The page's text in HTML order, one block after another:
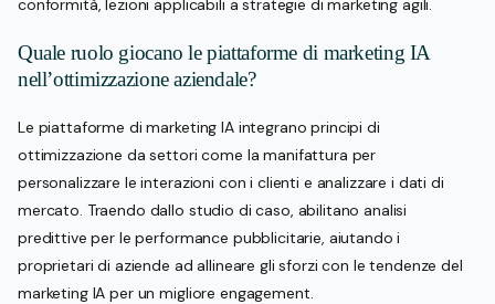
Quale ruolo giocano le piattaforme di marketing IA
nell’ottimizzazione aziendale?
Le piattaforme di marketing IA integrano principi di
ottimizzazione da settori come la manifattura per
personalizzare le interazioni con i clienti e analizzare i dati di
mercato. Traendo dallo studio di caso, abilitano analisi
predittive per le performance pubblicitarie, aiutando i
proprietari di aziende ad allineare gli sforzi con le tendenze del
marketing IA per un migliore engagement.